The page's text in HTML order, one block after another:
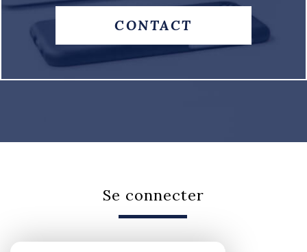
CONTACT
se connecter